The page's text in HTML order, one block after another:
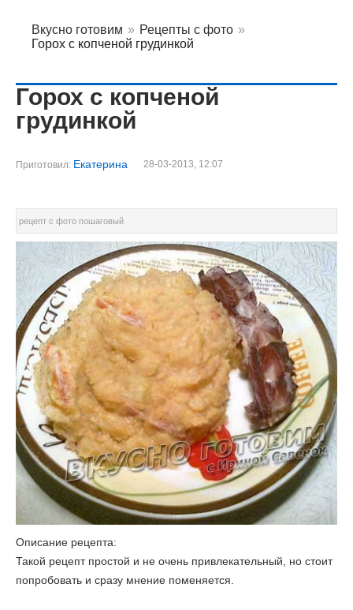
Вкусно готовим » Рецепты с фото »
Горох с копченой грудинкой
Горох с копченой
грудинкой
Приготовил: Екатерина 28-03-2013, 12:07
рецепт с фото пошаговый
Описание рецепта:
Такой рецепт простой и не очень привлекательный, но стоит
попробовать и сразу мнение поменяется.